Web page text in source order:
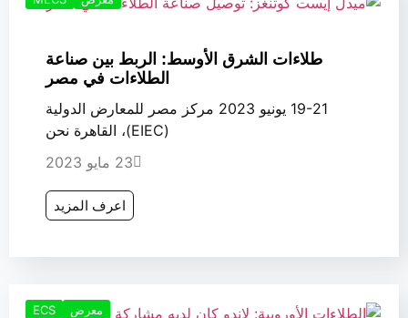
طلاءات الشرق الأوسط: الربط بين صناعة
الطلاءات في مصر
19-21 يونيو 2023 مركز مصر للمعارض الدولية
23 مايو 2023
اعرف المزيد
معرض ECS